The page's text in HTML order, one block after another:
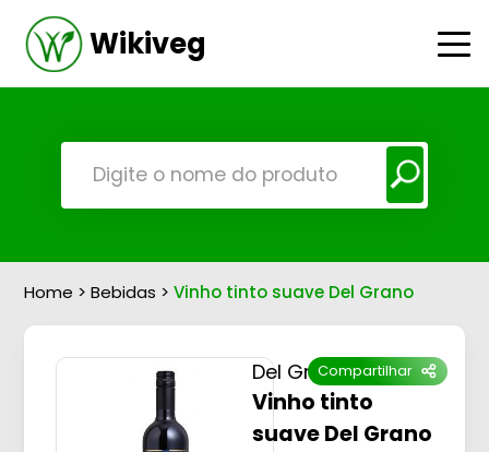
Wikiveg
Home >Bebidas >Vinho tinto suave Del Grano
Compartilhar
Del Grano
Vinho tinto
suave Del Grano